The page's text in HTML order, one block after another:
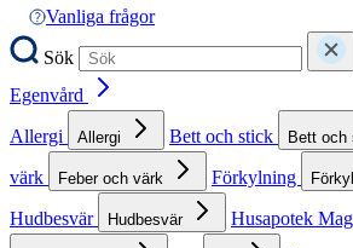
Vanliga frågor
Sök
Egenvård
Allergi
Allergi Bett och stick Bett och
värk
Feber och värk Förkylning
Hudbesvär
Hudbesvär Husapotek